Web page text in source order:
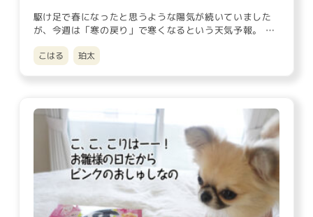
駆け足で春になったと思うような陽気が続いていました
が、今週は「寒の戻り」で寒くなるという天気予報。 寒
暖差で風邪を引いて…
こはる 珀太